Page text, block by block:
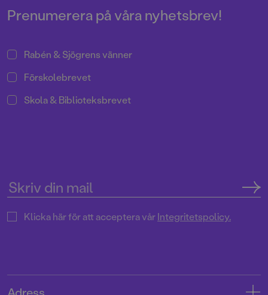
och Eva Eriksson.
på många år.
Prenumerera på våra nyhetsbrev!
Rabén & Sjögrens vänner
Förskolebrevet
Skola & Biblioteksbrevet
Klicka här för att acceptera vårIntegritetspolicy.